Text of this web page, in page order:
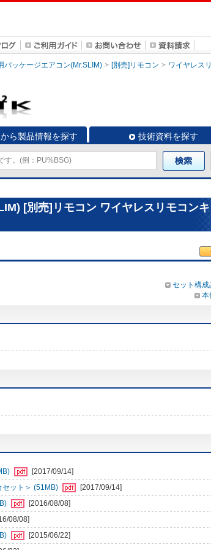
パッケージエアコン(Mr.SLIM) [別売]リモコン ワイヤレス
ら製品情報を探す 技術資料を探す
[別売]リモコン ワイヤレスリモコンキ
セット構成
本
[2017/09/14]
ット＞ (51MB)
[2017/09/14]
[2016/08/08]
08/08]
[2015/06/22]